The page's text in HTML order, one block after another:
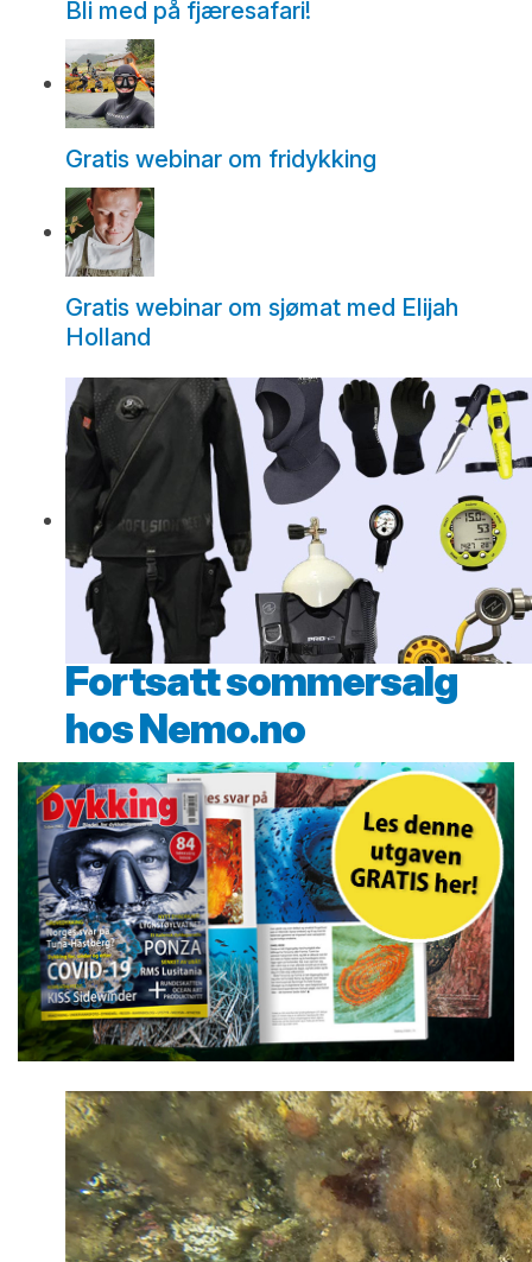
Bli med på fjæresafari!
Gratis webinar om fridykking
Gratis webinar om sjømat med Elijah
Holland
Fortsatt sommersalg
hos Nemo.no